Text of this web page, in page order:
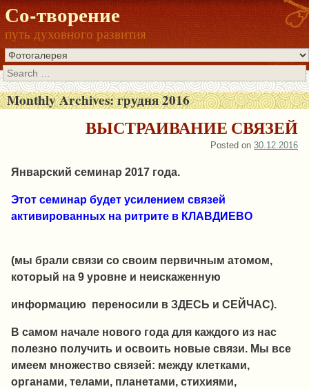
Со-творение
путь духовного развития
Search
Monthly Archives:грудня 2016
ВЫСТРАИВАНИЕ СВЯЗЕЙ
Posted on 30.12.2016
Январский семинар 2017 года.
Этот семинар будет усилением связей
активированных на ритрите в КЛАВДИЕВО
(мы брали связи со своим первичным атомом,
который на 9 уровне и неискаженную
информацию переносили в ЗДЕСЬ и СЕЙЧАС).
В самом начале нового года для каждого из нас
полезно получить и освоить новые связи. Мы все
имеем множество связей: между клетками,
органами, телами, планетами, стихиями,